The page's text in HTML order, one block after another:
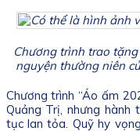
Chương trình trao
nguyện thường niên
Chương trình “Áo ấm
Quảng Trị, nhưng hành
tục lan tỏa. Quỹ hy